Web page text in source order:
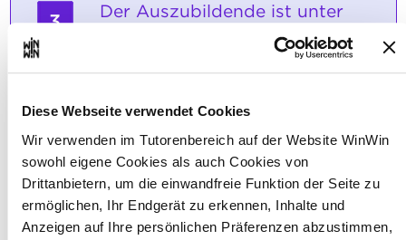
Diese Webseite verwendet Cookies
Wir verwenden im Tutorenbereich auf der Website WinWin
sowohl eigene Cookies als auch Cookies von
Drittanbietern, um die einwandfreie Funktion der Seite zu
ermöglichen, Ihr Endgerät zu erkennen, Inhalte und
Anzeigen auf Ihre persönlichen Präferenzen abzustimmen,
3
Der Auszubildende ist unter
Aufsicht in der Lage, die
Zeichnungen zu beschriften.
INDIKATOREN
Inhalt der Texte Anordnung und
Darstellung der Texte